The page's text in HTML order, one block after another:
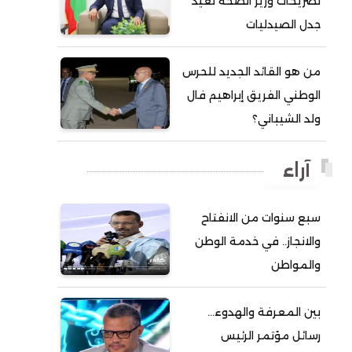
أحمد ولد آبه
أحمد ولد الديه
أحمد ولد السالك
أحمد ولد باهيه
أحمد ولد داداه
أحمد ولد علال
أحمد ولد محمد ديدي
أحمد ولد يحيى
جدل الصيدليات
من هو القائد الجديد للحرس
الوطني الفريق إبراهيم فال
ولد الشيباني؟
آراء
سبع سنوات من الانفتاح
والانجاز.. في خدمة الوطن
والمواطن
بين المعرفة والهدوء…
رسائل مؤتمر الرئيس